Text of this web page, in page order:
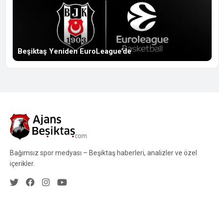
Beşiktaş Yeniden EuroLeague’de
Bağımsız spor medyası – Beşiktaş haberleri, analizler ve özel
içerikler.